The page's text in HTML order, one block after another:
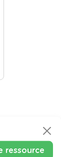
ressource